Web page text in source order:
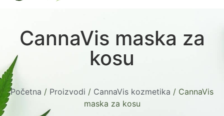
CannaVis maska za
kosu
Početna / Proizvodi / CannaVis kozmetika / CannaVis
maska za kosu